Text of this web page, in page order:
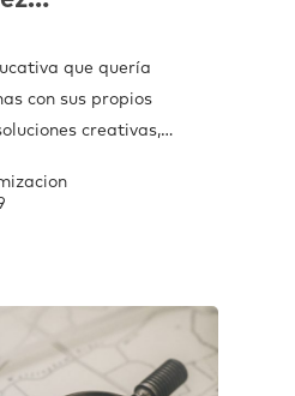
que quería
con sus propios
creativas,…